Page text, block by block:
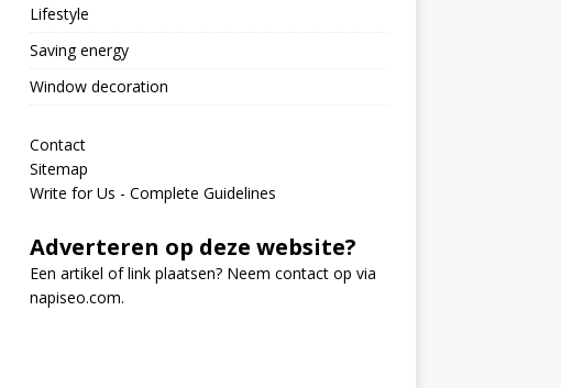
Lifestyle
Saving energy
Window decoration
Contact
Sitemap
Write for Us - Complete Guidelines
Adverteren op deze website?
Een artikel of link plaatsen? Neem contact op via
napiseo.com.